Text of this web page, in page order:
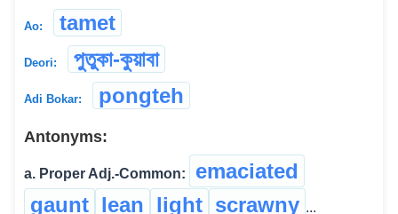
Ao: tamet
Deori: পুতুকা-কুয়াবা
Adi Bokar: pongteh
Antonyms:
a. Proper Adj.-Common:
emaciated
gaunt lean light scrawny ...